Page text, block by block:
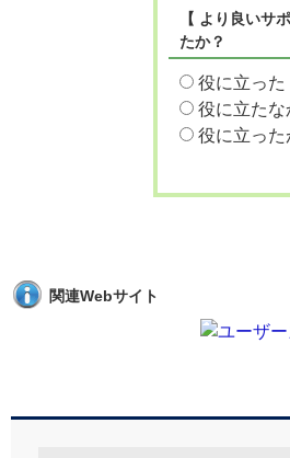
【 より良いサ
たか？
役に立った
役に立たな
役に立った
関連Webサイト